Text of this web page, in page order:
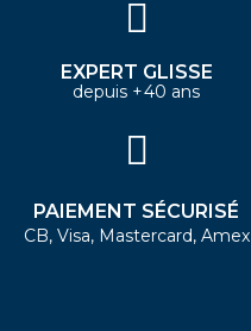
EXPERT GLISSE
depuis +40 ans
PAIEMENT SÉCURISÉ
CB, Visa, Mastercard, Amex